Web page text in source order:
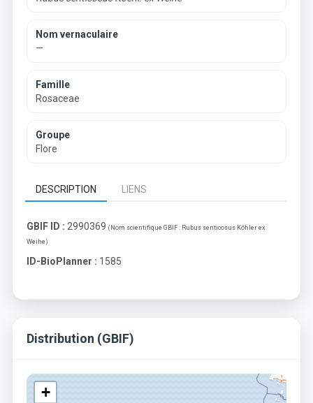
Nom vernaculaire
—
Famille
Rosaceae
Groupe
Flore
DESCRIPTION LIENS
GBIF ID : 2990369 (Nom scientifique GBIF : Rubus senticosus Köhler ex
Weihe )
ID-BioPlanner : 1585
Distribution (GBIF)
+